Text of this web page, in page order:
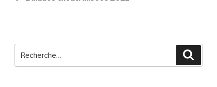
l’article